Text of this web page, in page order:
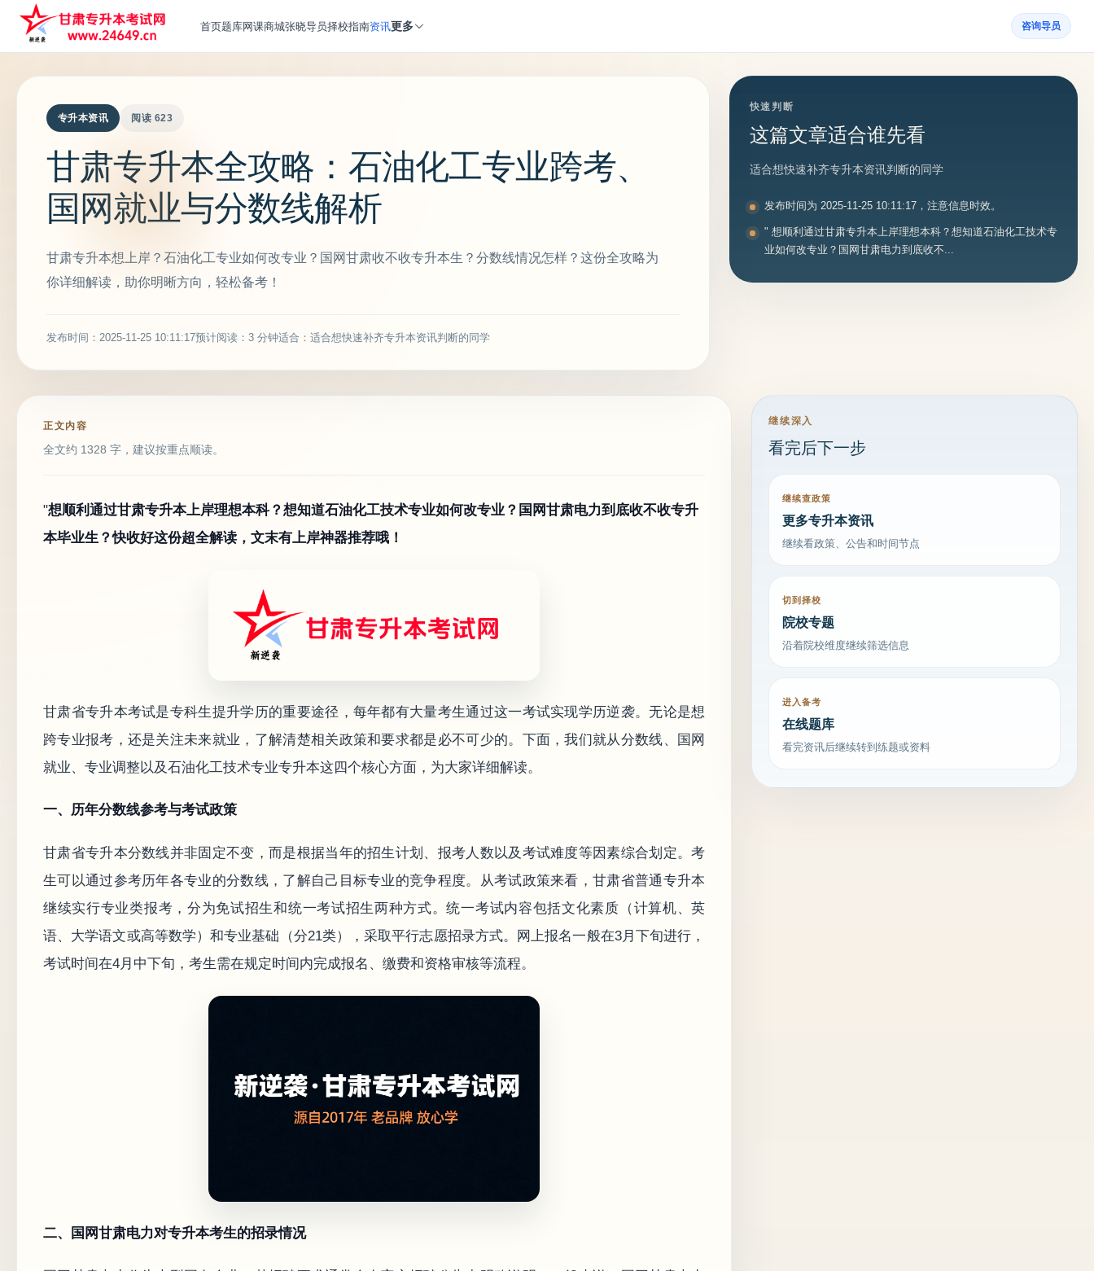
首页题库网课商城张晓导员择校指南资讯更多 咨询导员
专升本资讯 阅读 623
甘肃专升本全攻略：石油化工专业跨考、
国网就业与分数线解析
甘肃专升本想上岸？石油化工专业如何改专业？国网甘肃收不收专升本生？分数线情况怎样？这份全攻略为
你详细解读，助你明晰方向，轻松备考！
发布时间：2025-11-25 10:11:17预计阅读：3 分钟适合：适合想快速补齐专升本资讯判断的同学
快速判断
这篇文章适合谁先看
适合想快速补齐专升本资讯判断的同学
发布时间为 2025-11-25 10:11:17，注意信息时效。
" 想顺利通过甘肃专升本上岸理想本科？想知道石油化工技术专
业如何改专业？国网甘肃电力到底收不...
正文内容
全文约 1328 字，建议按重点顺读。
"想顺利通过甘肃专升本上岸理想本科？想知道石油化工技术专业如何改专业？国网甘肃电力到底收不收专升
本毕业生？快收好这份超全解读，文末有上岸神器推荐哦！
甘肃省专升本考试是专科生提升学历的重要途径，每年都有大量考生通过这一考试实现学历逆袭。无论是想
跨专业报考，还是关注未来就业，了解清楚相关政策和要求都是必不可少的。下面，我们就从分数线、国网
就业、专业调整以及石油化工技术专业专升本这四个核心方面，为大家详细解读。
一、历年分数线参考与考试政策
甘肃省专升本分数线并非固定不变，而是根据当年的招生计划、报考人数以及考试难度等因素综合划定。考
生可以通过参考历年各专业的分数线，了解自己目标专业的竞争程度。从考试政策来看，甘肃省普通专升本
继续实行专业类报考，分为免试招生和统一考试招生两种方式。统一考试内容包括文化素质（计算机、英
语、大学语文或高等数学）和专业基础（分21类），采取平行志愿招录方式。网上报名一般在3月下旬进行，
考试时间在4月中下旬，考生需在规定时间内完成报名、缴费和资格审核等流程。
二、国网甘肃电力对专升本考生的招录情况
继续深入
看完后下一步
继续查政策
更多专升本资讯
继续看政策、公告和时间节点
切到择校
院校专题
沿着院校维度继续筛选信息
进入备考
在线题库
看完资讯后继续转到练题或资料